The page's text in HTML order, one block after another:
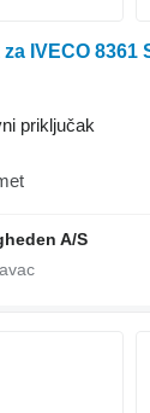
priključak
A/S